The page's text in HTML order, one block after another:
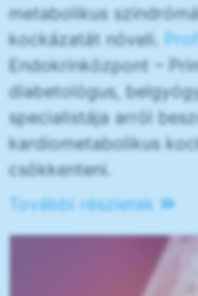
metabolikus
kockázatát növeli.
Endokrinközpont –
diabetológus,
specialistája arról
kardiometabolikus
csökkenteni.
További részletek